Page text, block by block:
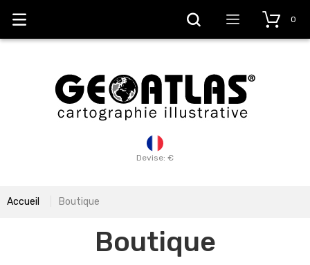
Devise: €
0
Accueil Boutique
Boutique